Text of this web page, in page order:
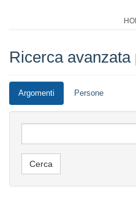
Ricerca avanzata
Argomenti Persone